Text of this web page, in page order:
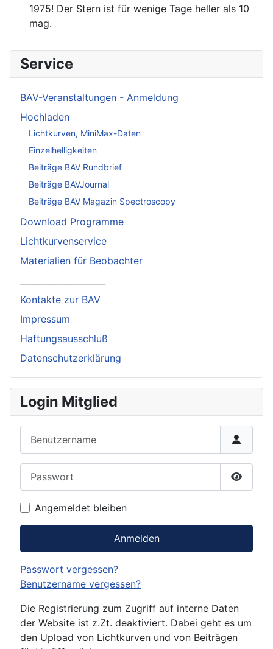
1975! Der Stern ist für wenige Tage heller als 10
mag.
Service
BAV-Veranstaltungen - Anmeldung
Hochladen
Lichtkurven, MiniMax-Daten
Einzelhelligkeiten
Beiträge BAV Rundbrief
Beiträge BAVJournal
Beiträge BAV Magazin Spectroscopy
Download Programme
Lichtkurvenservice
Materialien für Beobachter
Kontakte zur BAV
Impressum
Haftungsausschluß
Datenschutzerklärung
Login Mitglied
Angemeldet bleiben
Anmelden
Passwort vergessen?
Benutzername vergessen?
Die Registrierung zum Zugriff auf interne Daten
der Website ist z.Zt. deaktiviert. Dabei geht es um
den Upload von Lichtkurven und von Beiträgen